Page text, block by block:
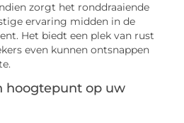
zorgt het ronddraaiende
ervaring midden in de
Het biedt een plek van rust
even kunnen ontsnappen
hoogtepunt op uw